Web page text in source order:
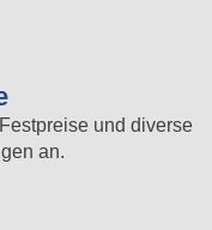
und diverse
an.